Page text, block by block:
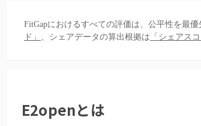
FitGapにおけるすべての評価は、公平性を最
ド」 、シェアデータの算出根拠は 「シェアス
E2openとは